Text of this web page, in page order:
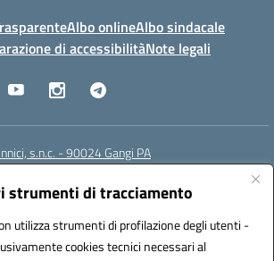
strumenti di tracciamento
utilizza strumenti di profilazione degli utenti -
cookies tecnici necessari al
Albo onlineAlbo sindacale
di accessibilitàNote legali
s.n.c. - 90024 Gangi PA
(PEC):pais01700b@pec.istruzione.it
pais01700b